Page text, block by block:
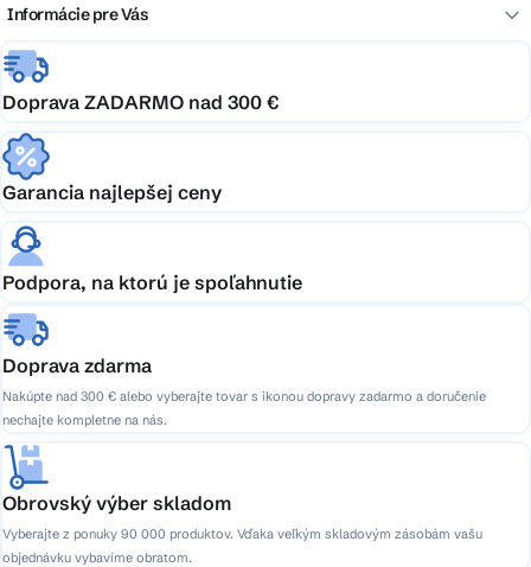
Informácie pre Vás
Doprava ZADARMO nad 300 €
Garancia najlepšej ceny
Podpora, na ktorú je spoľahnutie
Doprava zdarma
Nakúpte nad 300 € alebo vyberajte tovar s ikonou dopravy zadarmo a doručenie
nechajte kompletne na nás.
Obrovský výber skladom
Vyberajte z ponuky 90 000 produktov. Vďaka veľkým skladovým zásobám vašu
objednávku vybavíme obratom.